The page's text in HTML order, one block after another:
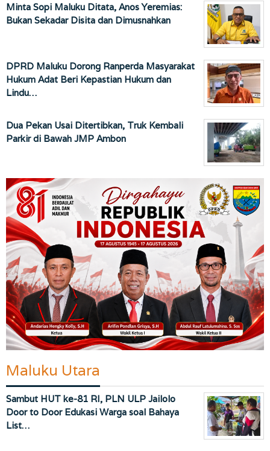
Minta Sopi Maluku Ditata, Anos Yeremias:
Bukan Sekadar Disita dan Dimusnahkan
DPRD Maluku Dorong Ranperda Masyarakat
Hukum Adat Beri Kepastian Hukum dan
Lindu…
Dua Pekan Usai Ditertibkan, Truk Kembali
Parkir di Bawah JMP Ambon
Maluku Utara
Sambut HUT ke-81 RI, PLN ULP Jailolo
Door to Door Edukasi Warga soal Bahaya
List…